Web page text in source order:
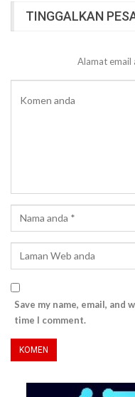
TINGGALKAN
Alamat email
Save my name, email,
time I comment.